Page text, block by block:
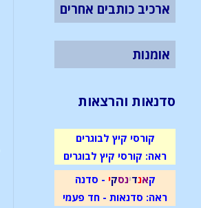
ארכיב כותבים אחרים
אומנות
סדנאות והרצאות
קורסי קיץ לבוגרים
ראה: קורסי קיץ לבוגרים
קאנדינסקי - סדנה
ראה: סדנאות - חד פעמי